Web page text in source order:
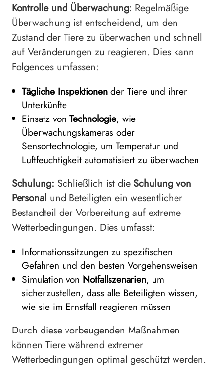
Kontrolle und Überwachung: Regelmäßige
Überwachung ist entscheidend, um den
Zustand der Tiere zu überwachen und schnell
auf Veränderungen zu reagieren. Dies kann
Folgendes umfassen:
Tägliche Inspektionen der Tiere und ihrer
Unterkünfte
Einsatz von Technologie, wie
Überwachungskameras oder
Sensortechnologie, um Temperatur und
Luftfeuchtigkeit automatisiert zu überwachen
Schulung: Schließlich ist die Schulung von
Personal und Beteiligten ein wesentlicher
Bestandteil der Vorbereitung auf extreme
Wetterbedingungen. Dies umfasst:
Informationssitzungen zu spezifischen
Gefahren und den besten Vorgehensweisen
Simulation von Notfallszenarien, um
sicherzustellen, dass alle Beteiligten wissen,
wie sie im Ernstfall reagieren müssen
Durch diese vorbeugenden Maßnahmen
können Tiere während extremer
Wetterbedingungen optimal geschützt werden.